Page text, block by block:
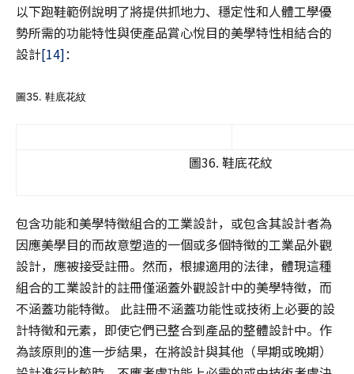
以下跑鞋範例說明了將提供抓地力、穩定性和人體工學優
勢所需的功能特性與使產品賞心悅目的美學特性相結合的
設計[14]：
圖35. 鞋底花紋
圖36. 鞋底花紋
包含功能和美學特徵組合的工業設計，或包含其設計者為
因應美學目的而故意塑造的一個或多個特徵的工業品外觀
設計，應被接受註冊。然而，根據適用的法律，體現這種
組合的工業設計的註冊僅涵蓋外觀設計中的美學特徵，而
不涵蓋功能特徵。 此註冊不涵蓋功能性或技術上必要的設
計特徵和元素，即使它們已整合到產品的整體設計中。作
為該原則的進一步結果，在將設計與其他（早期或晚期）